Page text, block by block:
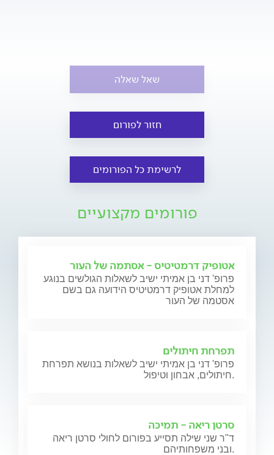
שאל שאלה
חזור לפורום
לרשימת כל הפורומים
פורומים מקצועיים
אטופיק דרמטיטיס - אסתמה של העור
פרופ' דני בן אמיתי ישיב לשאלות הגולשים בנוגע
למחלת אטופיק דרמטיטיס הידועה גם בשם
אסטמה של העור
תפרחת חיתולים
פרופ' דני בן אמיתי ישיב לשאלות בנושא תפרחת
חיתולים, אבחון וטיפול.
סרטן ריאה - תמיכה
ד"ר שני שילה תסייע בפורום לחולי סרטן ריאה
ובני משפחותיהם.